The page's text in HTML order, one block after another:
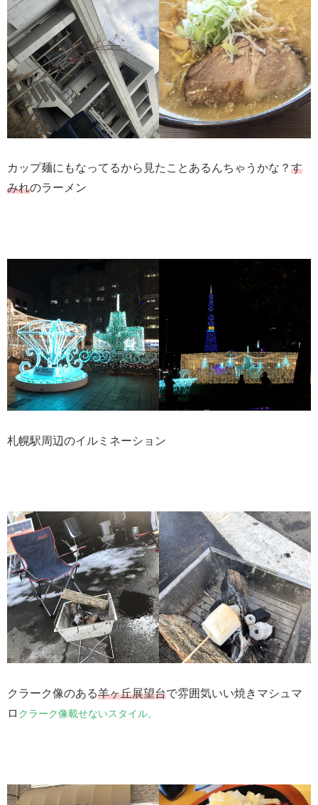
カップ麺にもなってるから見たことあるんちゃうかな？ す
みれのラーメン
札幌駅周辺のイルミネーション
クラーク像のある羊ヶ丘展望台で雰囲気いい焼きマシュマ
ロ クラーク像載せないスタイル。